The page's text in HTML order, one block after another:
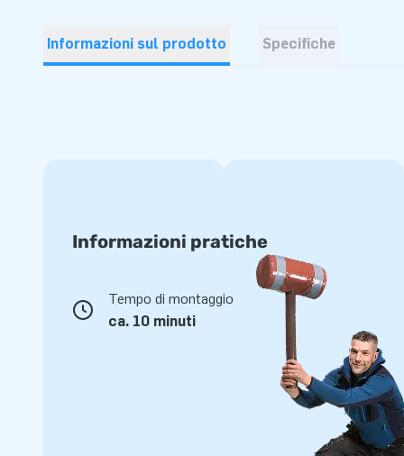
Informazioni sul prodotto Specifiche
Informazioni pratiche
Tempo di montaggio
ca. 10 minuti